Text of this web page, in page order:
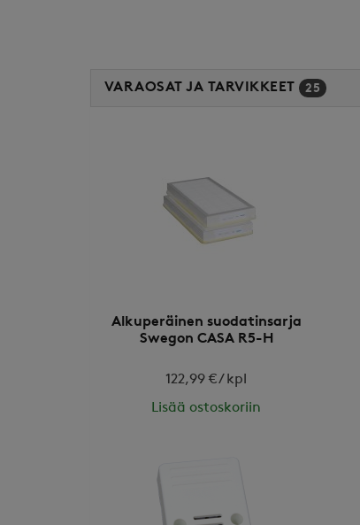
VARAOSAT JA TARVIKKEET 25
Alkuperäinen suodatinsarja
Swegon CASA R5-H
122,99 € / kpl
Lisää ostoskoriin